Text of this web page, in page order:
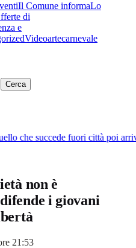
Il Comune informaLo
di
e
Videoartecarnevale
Cerca
che succede fuori città poi
non è
i giovani
21:53